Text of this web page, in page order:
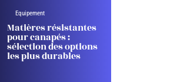
Equipement
Matières résistantes
pour canapés :
sélection des options
les plus durables